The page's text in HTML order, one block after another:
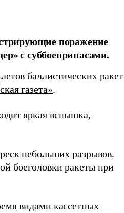
поражение
с суббоеприпасами.
баллистических ракет
газета».
яркая вспышка,
небольших разрывов.
боеголовки ракеты при
видами кассетных